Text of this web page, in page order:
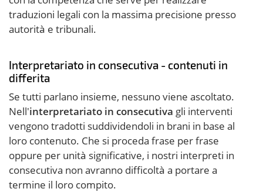
traduzioni legali con la massima precisione presso
autorità e tribunali.
Interpretariato in consecutiva - contenuti in
differita
Se tutti parlano insieme, nessuno viene ascoltato.
Nell'interpretariato in consecutiva gli interventi
vengono tradotti suddividendoli in brani in base al
loro contenuto. Che si proceda frase per frase
oppure per unità significative, i nostri interpreti in
consecutiva non avranno difficoltà a portare a
termine il loro compito.